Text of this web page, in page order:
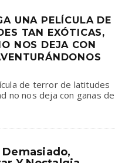
UNA PELÍCULA DE
TAN EXÓTICAS,
NOS DEJA CON
de terror de latitudes
no nos deja con ganas de